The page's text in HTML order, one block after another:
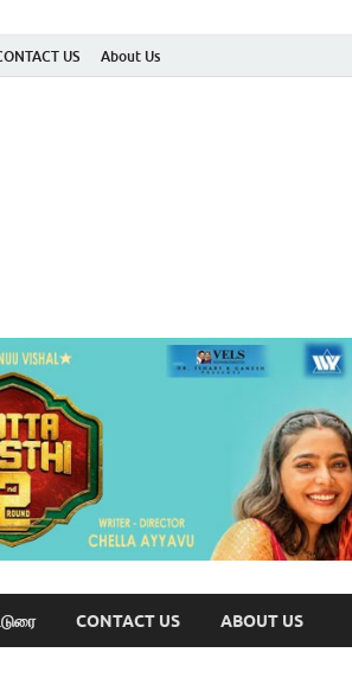
US About Us
CONTACT US ABOUT US